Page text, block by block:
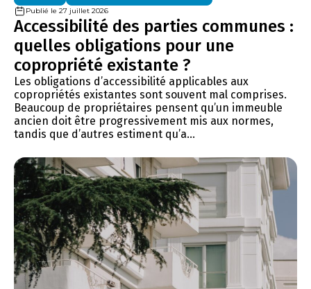
Publié le 27 juillet 2026
Accessibilité des parties communes :
quelles obligations pour une
copropriété existante ?
Les obligations d’accessibilité applicables aux
copropriétés existantes sont souvent mal comprises.
Beaucoup de propriétaires pensent qu’un immeuble
ancien doit être progressivement mis aux normes,
tandis que d’autres estiment qu’a...